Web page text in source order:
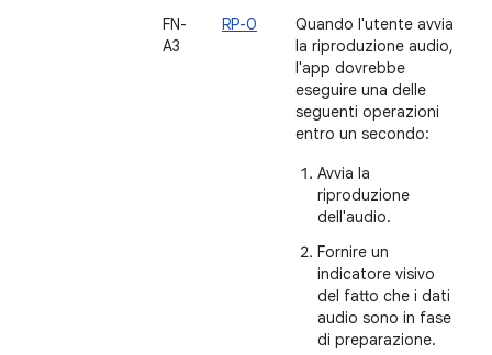
FN-
A3
RP-0
Quando l'utente avvia
la riproduzione audio,
l'app dovrebbe
eseguire una delle
seguenti operazioni
entro un secondo:
Avvia la
riproduzione
dell'audio.
Fornire un
indicatore visivo
del fatto che i dati
audio sono in fase
di preparazione.